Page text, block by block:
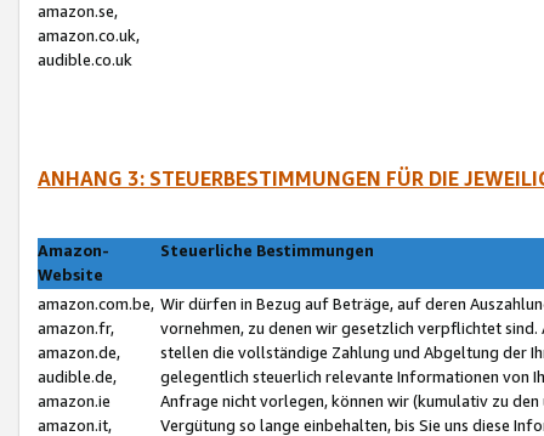
amazon.se,
amazon.co.uk,
audible.co.uk
ANHANG 3: STEUERBESTIMMUNGEN FÜR DIE
Amazon-
Website
Steuerliche Bestimmungen
amazon.com.be,
amazon.fr,
amazon.de,
audible.de,
amazon.ie
amazon.it,
Wir dürfen in Bezug auf Beträge, auf deren
vornehmen, zu denen wir gesetzlich verpflichtet
stellen die vollständige Zahlung und Abgeltung der
gelegentlich steuerlich relevante Informationen von
Anfrage nicht vorlegen, können wir (kumulativ zu
Vergütung so lange einbehalten, bis Sie uns diese